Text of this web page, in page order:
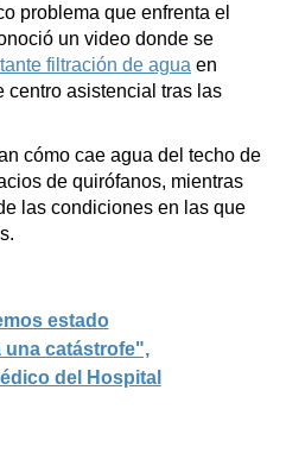
problema que enfrenta el
un video donde se
filtración de agua en
centro asistencial tras las
cómo cae agua del techo de
de quirófanos, mientras
las condiciones en las que
estado
una catástrofe",
del Hospital